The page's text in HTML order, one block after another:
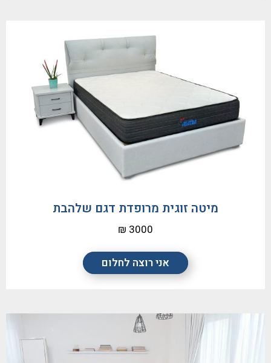
אני רוצה לחלום
מיטה זוגית מרופדת דגם שלהבת
3000 ₪